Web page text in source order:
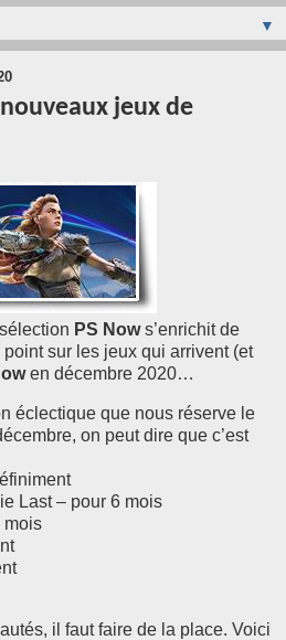
▼
jeux de
PS Nows’enrichit de
sur les jeux qui arrivent (et
en décembre 2020…
éclectique que nous réserve le
on peut dire que c’est
Last – pour 6 mois
mois
il faut faire de la place. Voici